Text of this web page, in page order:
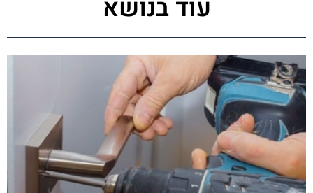
עוד בנושא